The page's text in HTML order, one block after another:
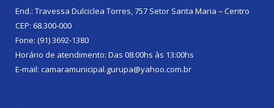
End.: Travessa Dulciclea Torres, 757 Setor Santa Maria – Centro
CEP: 68.300-000
Fone: (91) 3692-1380
Horário de atendimento: Das 08:00hs às 13:00hs
E-mail: camaramunicipal.gurupa@yahoo.com.br